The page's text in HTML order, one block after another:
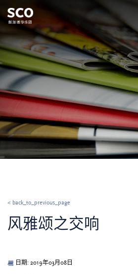
< back_to_previous_page
风雅颂之交响
日期: 2019年03月08日